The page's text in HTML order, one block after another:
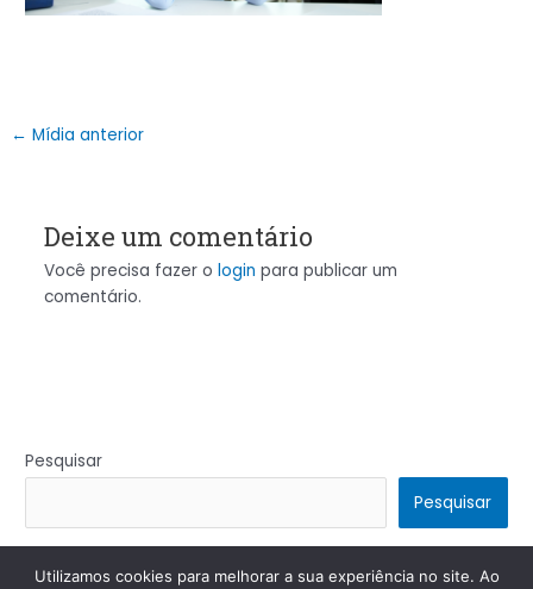
← Mídia anterior
Deixe um comentário
Você precisa fazer o login para publicar um
comentário.
Pesquisar
Pesquisar
Utilizamos cookies para melhorar a sua experiência no site. Ao